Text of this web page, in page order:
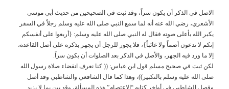
الاصل في الذكر أن يكون سراً، وقد ثبت في الصحيحين من حديث أبي موسى
الأشعري، رضي الله عنه أنه لما سمع النبي صلى الله عليه وسلم رجلاً في السفر
يكبر الله بأعلى صوته فقال له النبي صلى الله عليه وسلم: {أربعوا على أنفسكم
إنكم لا تدعون أصماً ولا غائباً}، فلا يجوز للرجل أن يجهر بذكره على أصل القاعدة،
إلا ما ورد فيه الجهر، والأصل في الذكر بعد الصلوات أن يكون سراً.
لكن ثبت في صحيح مسلم قول ابن عباس: (( كنا نعرف انقضاء صلاة رسول الله
صلى الله عليه وسلم بالتكبير))، وهذا كما قال الشافعي والشاطبي وقد أصل
وفصل الشاطبي في أواخر كتابه “الاعتصام” هذه المسألة، وقد بين بما لا يزيد